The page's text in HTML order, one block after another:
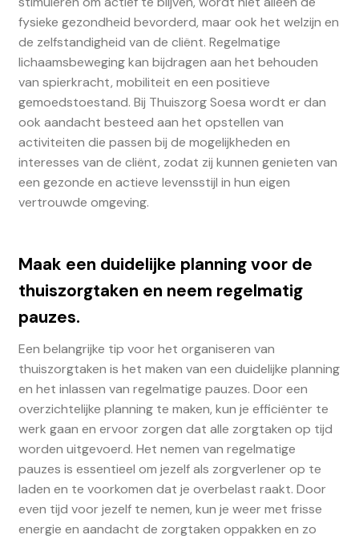
fysieke gezondheid bevorderd, maar ook het welzijn en
de zelfstandigheid van de cliënt. Regelmatige
lichaamsbeweging kan bijdragen aan het behouden
van spierkracht, mobiliteit en een positieve
gemoedstoestand. Bij Thuiszorg Soesa wordt er dan
ook aandacht besteed aan het opstellen van
activiteiten die passen bij de mogelijkheden en
interesses van de cliënt, zodat zij kunnen genieten van
een gezonde en actieve levensstijl in hun eigen
vertrouwde omgeving.
Maak een duidelijke planning voor de
thuiszorgtaken en neem regelmatig
pauzes.
Een belangrijke tip voor het organiseren van
thuiszorgtaken is het maken van een duidelijke planning
en het inlassen van regelmatige pauzes. Door een
overzichtelijke planning te maken, kun je efficiënter te
werk gaan en ervoor zorgen dat alle zorgtaken op tijd
worden uitgevoerd. Het nemen van regelmatige
pauzes is essentieel om jezelf als zorgverlener op te
laden en te voorkomen dat je overbelast raakt. Door
even tijd voor jezelf te nemen, kun je weer met frisse
energie en aandacht de zorgtaken oppakken en zo